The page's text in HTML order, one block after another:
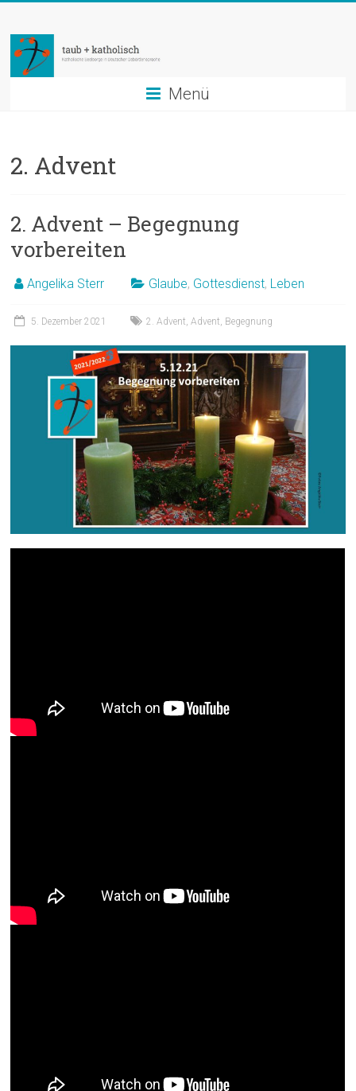
springen
taub
+
katholisch
in
Menü
2. Advent
2. Advent – Begegnung
vorbereiten
Angelika Sterr Glaube, Gottesdienst, Leben
5. Dezember 2021 2. Advent ,Advent Begegnung